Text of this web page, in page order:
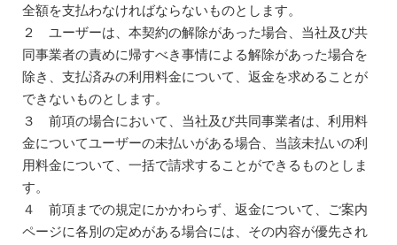
全額を支払わなければならないものとします。
２ ユーザーは、本契約の解除があった場合、当社及び共
同事業者の責めに帰すべき事情による解除があった場合を
除き、支払済みの利用料金について、返金を求めることが
できないものとします。
３ 前項の場合において、当社及び共同事業者は、利用料
金についてユーザーの未払いがある場合、当該未払いの利
用料金について、一括で請求することができるものとしま
す。
４ 前項までの規定にかかわらず、返金について、ご案内
ページに各別の定めがある場合には、その内容が優先され